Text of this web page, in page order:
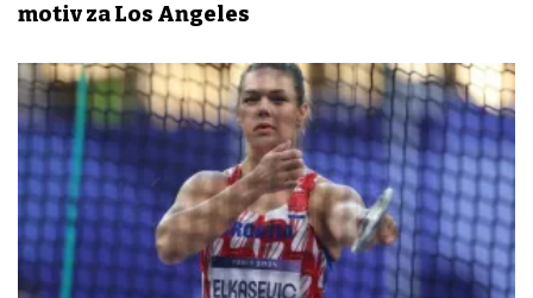
motiv za Los Angeles